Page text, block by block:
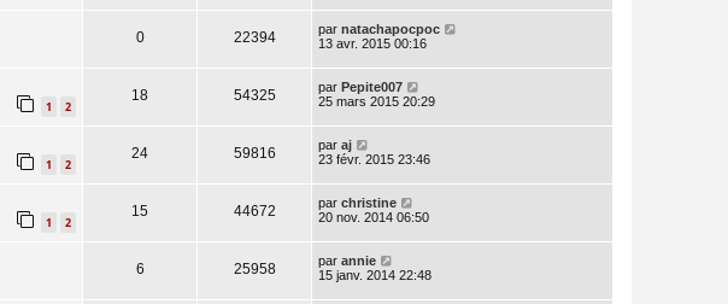
0 22394 par natachapocpoc
13 avr. 2015 00:16
1 2
18 54325 par Pepite007
25 mars 2015 20:29
1 2
24 59816 par aj
23 févr. 2015 23:46
1 2
15 44672 par christine
20 nov. 2014 06:50
6 25958 par annie
15 janv. 2014 22:48